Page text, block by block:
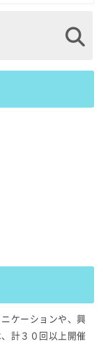
ケーションや、興
計３０回以上開催